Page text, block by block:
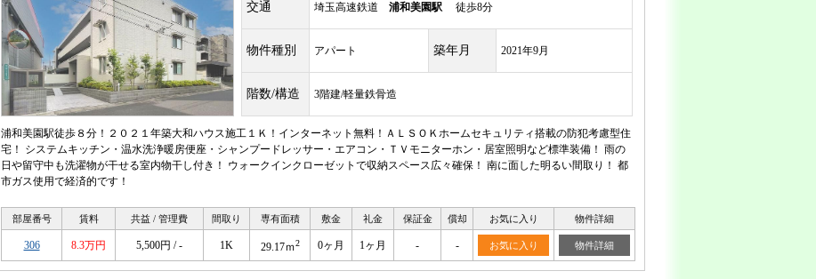
交通 埼玉高速鉄道 浦和美園駅 徒歩8分
物件種別 アパート 築年月 2021年9月
階数/構造 3階建/軽量鉄骨造
浦和美園駅徒歩８分！２０２１年築大和ハウス施工１Ｋ！インターネット無料！ＡＬＳＯＫホームセキュリティ搭載の防犯考慮型住
宅！ システムキッチン・温水洗浄暖房便座・シャンプードレッサー・エアコン・ＴＶモニターホン・居室照明など標準装備！ 雨の
日や留守中も洗濯物が干せる室内物干し付き！ ウォークインクローゼットで収納スペース広々確保！ 南に面した明るい間取り！ 都
市ガス使用で経済的です！
部屋番号 賃料 共益 / 管理費 間取り 専有面積 敷金 礼金 保証金 償却 お気に入り 物件詳細
306 8.3万円 5,500円 / - 1K 29.17ｍ2 0ヶ月 1ヶ月 - - お気に入り 物件詳細